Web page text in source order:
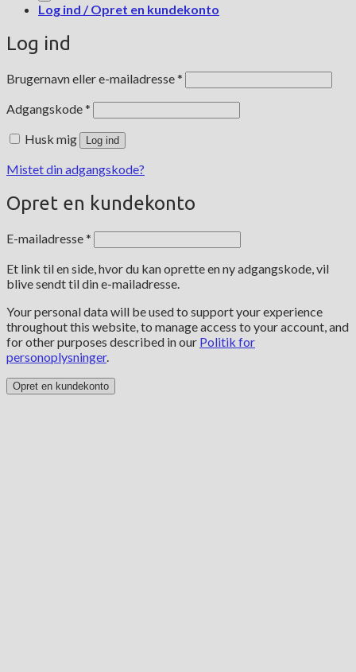
Log ind / Opret en kundekonto
Log ind
Brugernavn eller e-mailadresse* Påkrævet
Adgangskode* Påkrævet
Husk mig Log ind
Mistet din adgangskode?
Opret en kundekonto
E-mailadresse* Påkrævet
Et link til en side, hvor du kan oprette en ny adgangskode, vil
blive sendt til din e-mailadresse.
Your personal data will be used to support your experience
throughout this website, to manage access to your account, and
for other purposes described in our Politik for
personoplysninger.
Opret en kundekonto